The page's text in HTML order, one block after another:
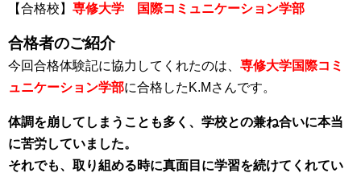
【合格校】 専修大学 国際コミュニケーション学部
合格者のご紹介
今回合格体験記に協力してくれたのは、 専修大学国際コミ
ュニケーション学部に合格したK.Mさんです。
体調を崩してしまうことも多く、学校との兼ね合いに本当
に苦労していました。
それでも、取り組める時に真面目に学習を続けてくれてい